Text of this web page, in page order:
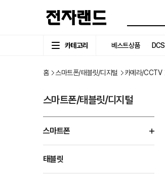
카테고리 베스트상품 DCS
홈 스마트폰/태블릿/디지털 카메라/CCTV
스마트폰/태블릿/디지털
스마트폰
태블릿